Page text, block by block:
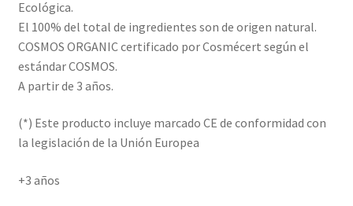
Ecológica.
El 100% del total de ingredientes son de origen natural.
COSMOS ORGANIC certificado por Cosmécert según el
estándar COSMOS.
A partir de 3 años.
(*) Este producto incluye marcado CE de conformidad con
la legislación de la Unión Europea
+3 años